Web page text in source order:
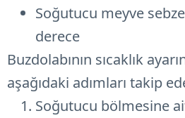
Soğutucu meyve
derece
Buzdolabının sıcaklık
aşağıdaki adımları takip
Soğutucu bölmesine